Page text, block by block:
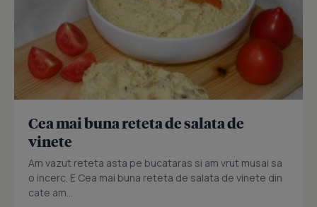
Cea mai buna reteta de salata de
vinete
Am vazut reteta asta pe bucataras si am vrut musai sa
o incerc. E Cea mai buna reteta de salata de vinete din
cate am...